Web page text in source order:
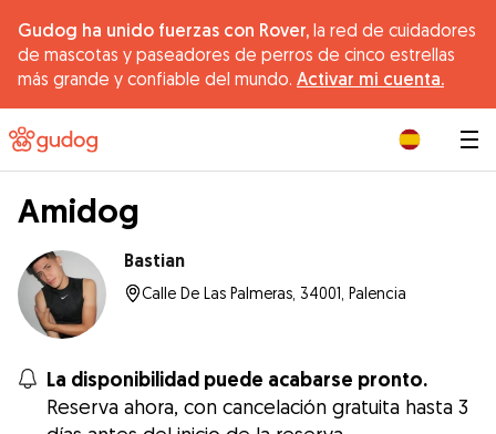
Gudog ha unido fuerzas con Rover, la red de cuidadores
de mascotas y paseadores de perros de cinco estrellas
más grande y confiable del mundo. Activar mi cuenta.
Amidog
Bastian
Calle De Las Palmeras, 34001, Palencia
La disponibilidad puede acabarse pronto.
Reserva ahora, con cancelación gratuita hasta 3